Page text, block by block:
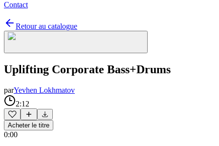
Contact
Retour au catalogue
Uplifting Corporate Bass+Drums
parYevhen Lokhmatov
2:12
Acheter le titre
0:00